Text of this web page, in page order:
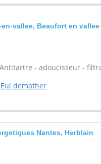
vallee, Beaufort en vallee
- adoucisseur -
Eul demather
Nantes, Herblain